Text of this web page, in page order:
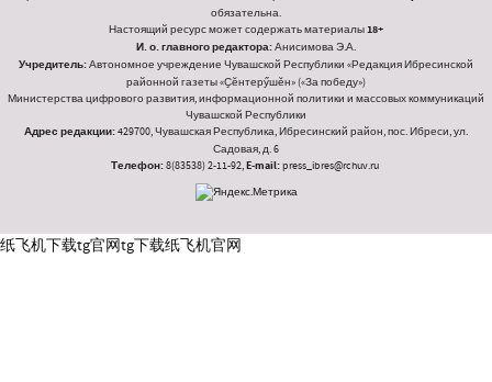
обязательна.
Настоящий ресурс может содержать материалы18+
И. о. главного редактора:Анисимова Э.А.
Учредитель:Автономное учреждение Чувашской Республики «Редакция Ибресинской
районной газеты «Ҫӗнтерӳшӗн» («За победу»)
Министерства цифрового развития, информационной политики и массовых коммуникаций
Чувашской Республики
Адрес редакции:429700, Чувашская Республика, Ибресинский район, пос. Ибреси, ул.
Садовая, д. 6
Телефон:8(83538) 2-11-92,E-mail:press_ibres@rchuv.ru
纸飞机下载tg官网tg下载纸飞机官网